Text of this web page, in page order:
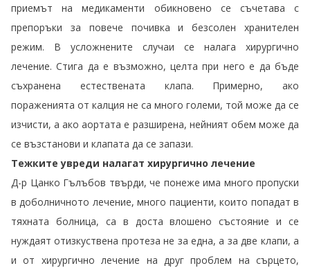
приемът на медикаменти обикновено се съчетава с
препоръки за повече почивка и безсолен хранителен
режим. В усложнените случаи се налага хирургично
лечение. Стига да е възможно, целта при него е да бъде
съхранена естествената клапа. Примерно, ако
пораженията от калция не са много големи, той може да се
изчисти, а ако аортата е разширена, нейният обем може да
се възстанови и клапата да се запази.
Тежките увреди налагат хирургично лечение
Д-р Цанко Гълъбов твърди, че понеже има много пропуски
в доболничното лечение, много пациенти, които попадат в
тяхната болница, са в доста влошено състояние и се
нуждаят отизкуствена протеза не за една, а за две клапи, а
и от хирургично лечение на друг проблем на сърцето,